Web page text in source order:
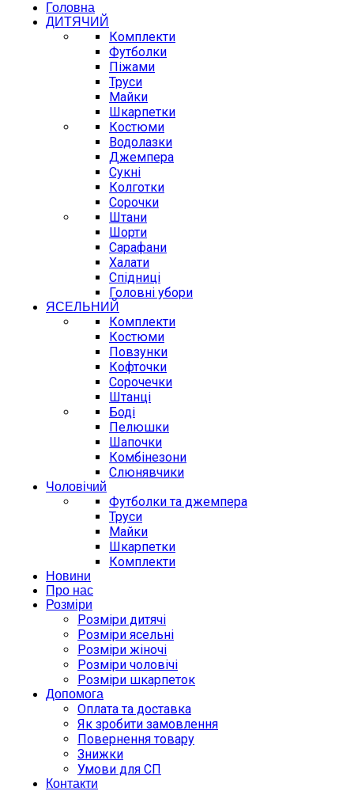
Головна
ДИТЯЧИЙ
Комплекти
Футболки
Піжами
Труси
Майки
Шкарпетки
Костюми
Водолазки
Джемпера
Сукні
Колготки
Сорочки
Штани
Шорти
Сарафани
Халати
Спідниці
Головні убори
ЯСЕЛЬНИЙ
Комплекти
Костюми
Повзунки
Кофточки
Сорочечки
Штанці
Боді
Пелюшки
Шапочки
Комбінезони
Слюнявчики
Чоловічий
Футболки та джемпера
Труси
Майки
Шкарпетки
Комплекти
Новини
Про нас
Розміри
Розміри дитячі
Розміри ясельні
Розміри жіночі
Розміри чоловічі
Розміри шкарпеток
Допомога
Оплата та доставка
Як зробити замовлення
Повернення товару
Знижки
Умови для СП
Контакти